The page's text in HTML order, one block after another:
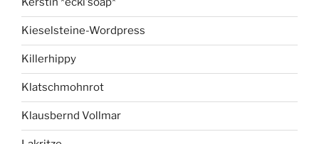
Kieselsteine-Wordpress
Killerhippy
Klatschmohnrot
Klausbernd Vollmar